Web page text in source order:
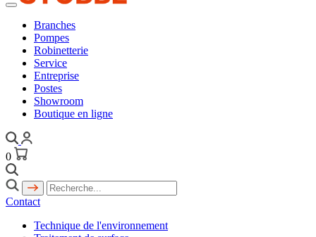
Branches
Pompes
Robinetterie
Service
Entreprise
Postes
Showroom
Boutique en ligne
0
Contact
Technique de l'environnement